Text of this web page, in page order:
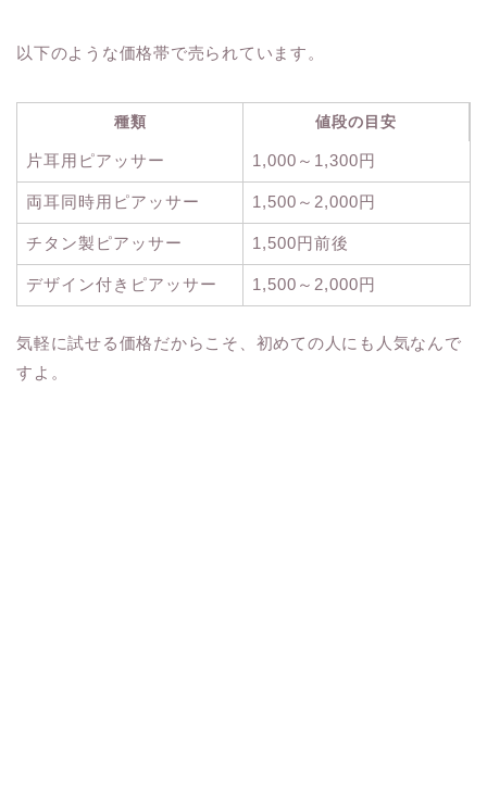
以下のような価格帯で売られています。
種類 値段の目安
片耳用ピアッサー 1,000～1,300円
両耳同時用ピアッサー 1,500～2,000円
チタン製ピアッサー 1,500円前後
デザイン付きピアッサー 1,500～2,000円
気軽に試せる価格だからこそ、初めての人にも人気なんで
すよ。